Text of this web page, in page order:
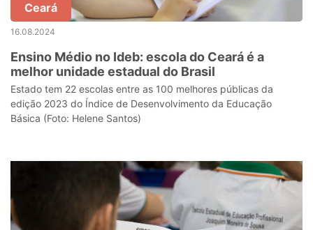
Ceará
16.08.2024
Ensino Médio no Ideb: escola do Ceará é a
melhor unidade estadual do Brasil
Estado tem 22 escolas entre as 100 melhores públicas da
edição 2023 do Índice de Desenvolvimento da Educação
Básica (Foto: Helene Santos)